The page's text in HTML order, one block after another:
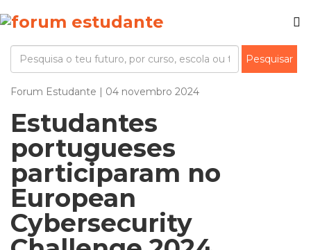
Forum Estudante | 04 novembro 2024
Estudantes
portugueses
participaram no
European
Cybersecurity